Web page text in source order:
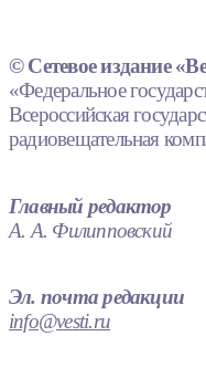
© Сетевое издание
«Федеральное
Всероссийская
радиовещательная
Главный редактор
А. А. Филипповский
Эл. почта редакции
info@vesti.ru